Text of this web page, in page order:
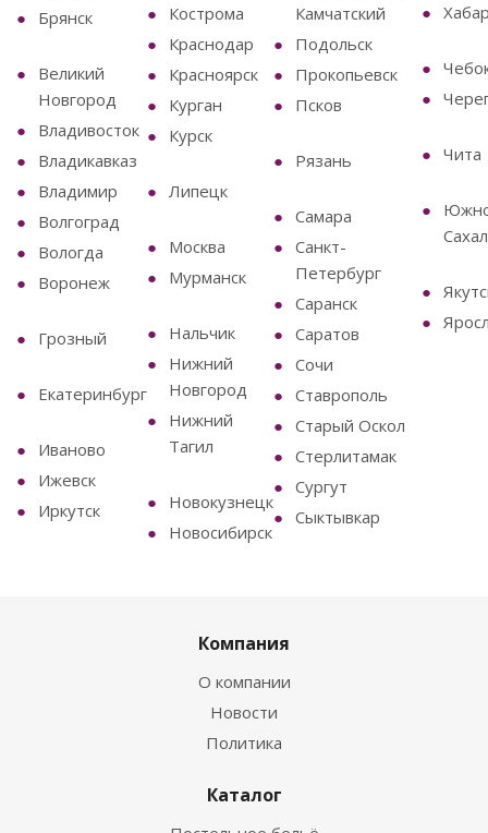
Брянск
Великий
Новгород
Владивосток
Владикавказ
Владимир
Волгоград
Вологда
Воронеж
Грозный
Екатеринбург
Иваново
Ижевск
Иркутск
Кострома
Краснодар
Красноярск
Курган
Курск
Липецк
Москва
Мурманск
Нальчик
Нижний
Новгород
Нижний
Тагил
Новокузнецк
Новосибирск
Камчатский
Подольск
Прокопьевск
Псков
Рязань
Самара
Санкт-
Петербург
Саранск
Саратов
Сочи
Ставрополь
Старый Оскол
Стерлитамак
Сургут
Сыктывкар
Чита
Компания
О компании
Новости
Политика
Каталог